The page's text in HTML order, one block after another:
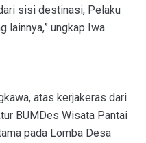
sisi destinasi, Pelaku
lainnya,” ungkap Iwa.
atas kerjakeras dari
BUMDes Wisata Pantai
pada Lomba Desa